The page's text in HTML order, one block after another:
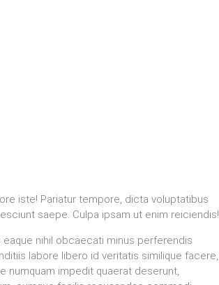
iste! Pariatur tempore, dicta voluptatibus
saepe. Culpa ipsam ut enim reiciendis!
nihil obcaecati minus perferendis
labore libero id veritatis similique facere,
numquam impedit quaerat deserunt,